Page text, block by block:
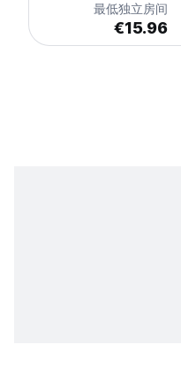
最低独立房间
€15.96